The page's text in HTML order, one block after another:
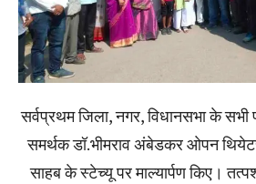
सर्वप्रथम जिला, नगर, विधानसभा के सभी
समर्थक डॉ.भीमराव अंबेडकर ओपन
साहब के स्टेच्यू पर माल्यार्पण किए।